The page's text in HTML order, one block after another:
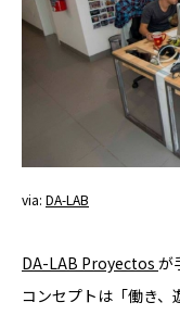
via: DA-LAB
DA-LAB Proyectos が
コンセプトは「働き